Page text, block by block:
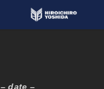
– date –